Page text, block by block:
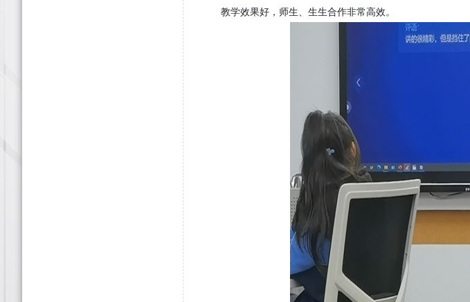
教学效果好，师生、生生合作非常高效。